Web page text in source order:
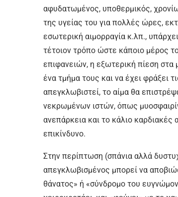
αφυδατωμένος, υποθερμικός,
της υγείας του για πολλές ώρες,
εσωτερική αιμορραγία κ.λπ.,
τέτοιον τρόπο ώστε κάποιο μέρος
επιφανειών, η εξωτερική πίεση στα
ένα τμήμα τους και να έχει φράξει
απεγκλωβιστεί, το αίμα θα
νεκρωμένων ιστών, όπως
ανεπάρκεια και το κάλιο
επικίνδυνο.
Στην περίπτωση (σπάνια αλλά
απεγκλωβισμένος μπορεί να
θάνατος» ή «σύνδρομο του